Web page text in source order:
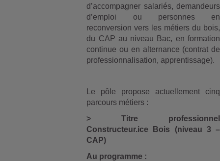
d’accompagner salariés, demandeurs
d’emploi ou personnes en
reconversion vers les métiers du bois,
du CAP au niveau Bac, en formation
continue ou en alternance (contrat de
professionnalisation, apprentissage).
Le pôle propose actuellement cinq
parcours métiers :
> Titre professionnel
Constructeur.ice Bois (niveau 3 –
CAP)
Au programme :